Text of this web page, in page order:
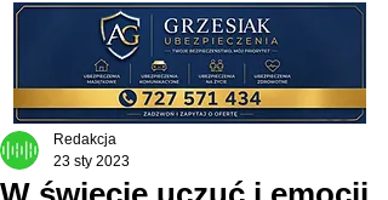
Redakcja
23 sty 2023